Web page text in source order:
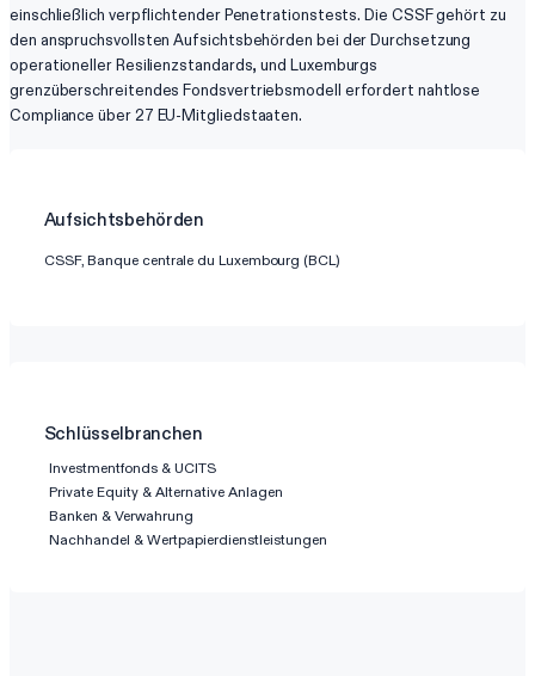
einschließlich verpflichtender Penetrationstests. Die CSSF gehört zu
den anspruchsvollsten Aufsichtsbehörden bei der Durchsetzung
operationeller Resilienzstandards, und Luxemburgs
grenzüberschreitendes Fondsvertriebsmodell erfordert nahtlose
Compliance über 27 EU-Mitgliedstaaten.
Aufsichtsbehörden
CSSF, Banque centrale du Luxembourg (BCL)
Schlüsselbranchen
Investmentfonds & UCITS
Private Equity & Alternative Anlagen
Banken & Verwahrung
Nachhandel & Wertpapierdienstleistungen